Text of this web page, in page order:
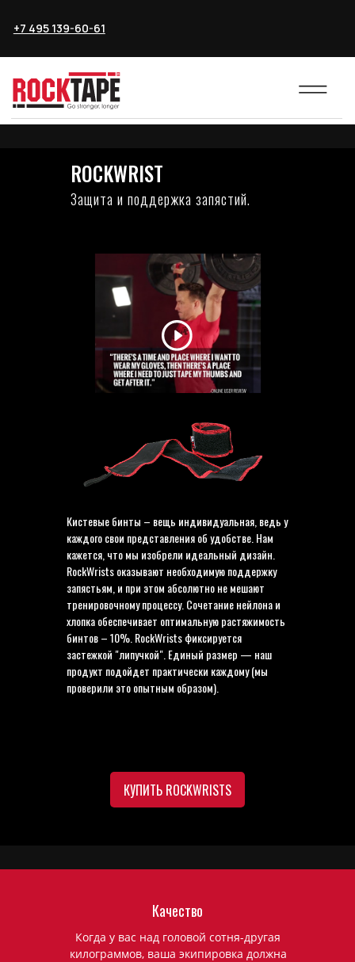
ROCKWRIST
Защита и поддержка запястий.
КУПИТЬ ROCKWRISTS
Кистевые бинты – вещь индивидуальная, ведь у
каждого свои представления об удобстве. Нам
кажется, что мы изобрели идеальный дизайн.
RockWrists оказывают необходимую поддержку
запястьям, и при этом абсолютно не мешают
тренировочному процессу. Сочетание нейлона и
хлопка обеспечивает оптимальную растяжимость
бинтов – 10%. RockWrists фиксируется
застежкой "липучкой". Единый размер — наш
продукт подойдет практически каждому (мы
проверили это опытным образом).
Качество
Когда у вас над головой сотня-другая
килограммов, ваша экипировка должна